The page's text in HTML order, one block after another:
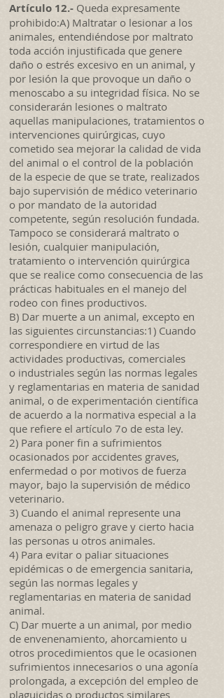
Artículo 12.- Queda expresamente
prohibido:A) Maltratar o lesionar a los
animales, entendiéndose por maltrato
toda acción injustificada que genere
daño o estrés excesivo en un animal, y
por lesión la que provoque un daño o
menoscabo a su integridad física. No se
considerarán lesiones o maltrato
aquellas manipulaciones, tratamientos o
intervenciones quirúrgicas, cuyo
cometido sea mejorar la calidad de vida
del animal o el control de la población
de la especie de que se trate, realizados
bajo supervisión de médico veterinario
o por mandato de la autoridad
competente, según resolución fundada.
Tampoco se considerará maltrato o
lesión, cualquier manipulación,
tratamiento o intervención quirúrgica
que se realice como consecuencia de las
prácticas habituales en el manejo del
rodeo con fines productivos.
B) Dar muerte a un animal, excepto en
las siguientes circunstancias:1) Cuando
correspondiere en virtud de las
actividades productivas, comerciales
o industriales según las normas legales
y reglamentarias en materia de sanidad
animal, o de experimentación científica
de acuerdo a la normativa especial a la
que refiere el artículo 7o de esta ley.
2) Para poner fin a sufrimientos
ocasionados por accidentes graves,
enfermedad o por motivos de fuerza
mayor, bajo la supervisión de médico
veterinario.
3) Cuando el animal represente una
amenaza o peligro grave y cierto hacia
las personas u otros animales.
4) Para evitar o paliar situaciones
epidémicas o de emergencia sanitaria,
según las normas legales y
reglamentarias en materia de sanidad
animal.
C) Dar muerte a un animal, por medio
de envenenamiento, ahorcamiento u
otros procedimientos que le ocasionen
sufrimientos innecesarios o una agonía
prolongada, a excepción del empleo de
plaguicidas o productos similares